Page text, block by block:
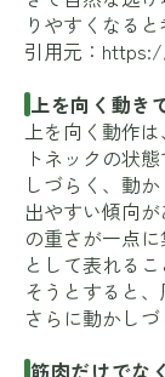
りやすくなる
引用元：
上を向く動き
上を向く動作
トネックの状
しづらく、動
出やすい傾向
の重さが一点
として表れる
そうとすると
さらに動かし